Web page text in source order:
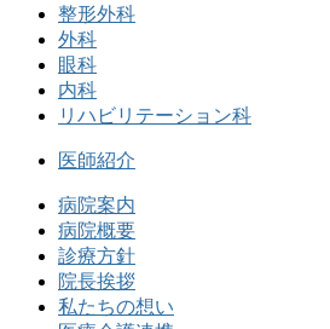
整形外科
外科
眼科
内科
リハビリテーション科
医師紹介
病院案内
病院概要
診療方針
院長挨拶
私たちの想い